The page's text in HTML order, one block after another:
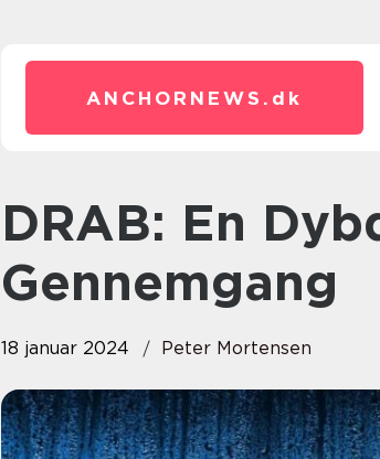
ANCHORNEWS. dk
DRAB: En Dybdegående
Gennemgang
18 januar 2024 Peter Mortensen